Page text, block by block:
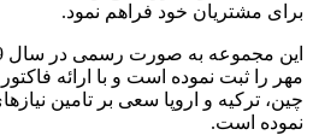
برای مشتریان خود فراهم نمود.
مهر را ثبت نموده است و با ارائه
چین، ترکیه و اروپا سعی بر تامین
نموده است.